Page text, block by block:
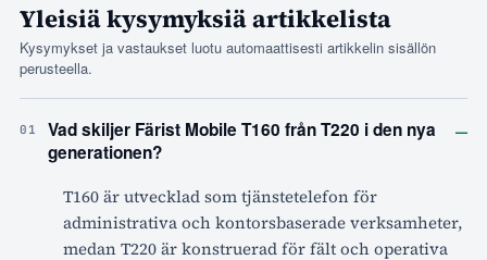
Yleisiä kysymyksiä artikkelista
Kysymykset ja vastaukset luotu automaattisesti artikkelin sisällön
perusteella.
01
Vad skiljer Färist Mobile T160 från T220 i den nya
generationen?
–
T160 är utvecklad som tjänstetelefon för
administrativa och kontorsbaserade verksamheter,
medan T220 är konstruerad för fält och operativa